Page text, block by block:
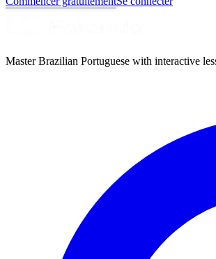
Master Brazilian Portuguese with interactive